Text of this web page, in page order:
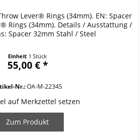
Lever® Rings (34mm). EN: Spacer
Rings (34mm). Details / Ausstattung /
Spacer 32mm Stahl / Steel
Einheit 1 Stück
55,00 € *
Nr.:OA-M-2234S
auf Merkzettel setzen
Zum Produkt